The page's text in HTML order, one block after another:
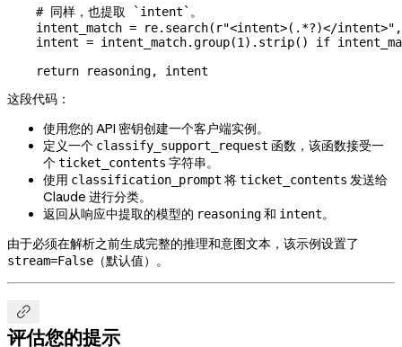
    # 同样，也提取 `intent`。
    intent_match
= re.search( r"<intent>( . *?)</intent>"
    intent
= intent_match.group(1 ).strip() if
    return
reasoning, intent
这段代码：
使用您的 API 密钥创建一个客户端实例。
定义一个 classify_support_request 函数，该函数接受一
个ticket_contents 字符串。
使用 classification_prompt 将ticket_contents 发送给
Claude 进行分类。
返回从响应中提取的模型的 reasoning和 intent。
由于必须在解析之前生成完整的推理和意图文本，该示例设置了
stream=False （默认值）。

评估您的提示